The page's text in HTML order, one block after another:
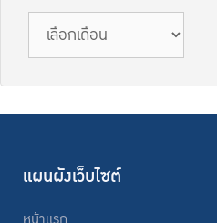
แผนผังเว็บไซต์